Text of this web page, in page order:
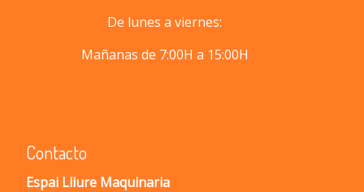
De lunes a viernes:
Mañanas de 7:00H a 15:00H
Contacto
Espai Lliure Maquinaria